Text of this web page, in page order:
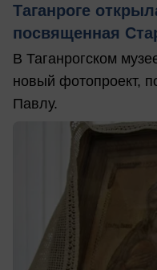
Таганроге
посвященная
В Таганрогском
новый фотопроект,
Павлу.